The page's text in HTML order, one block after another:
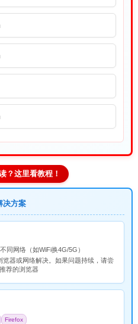
？这里看教程！
决方案
同网络（如WiFi换4G/5G）
器或网络解决。如果问题持续，请尝
荐的浏览器
Firefox